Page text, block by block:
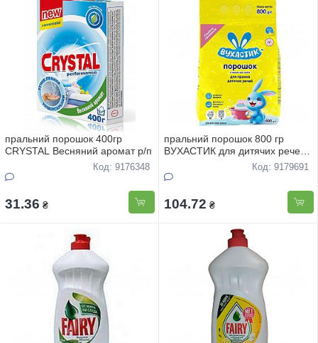
пральний порошок 400гр
CRYSTAL Весняний аромат р/п
Код: 9176348
31.36 ₴
пральний порошок 800 гр
ВУХАСТИК для дитячих речей
Код: 9179691
104.72 ₴